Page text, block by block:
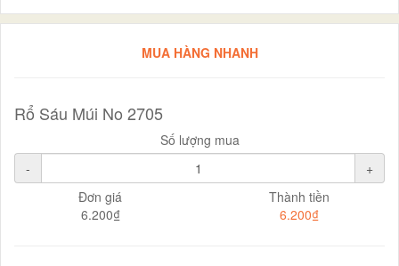
MUA HÀNG NHANH
Rổ Sáu Múi No 2705
Số lượng mua
-
+
Đơn giá
6.200₫
Thành tiền
6.200₫